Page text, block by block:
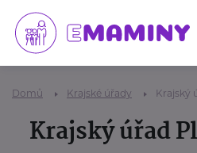
Domů Krajské úřady Krajský
Krajský úřad